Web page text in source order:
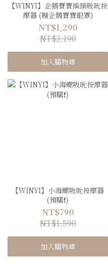
【WINYI】企鵝寶寶換頭吸吮按
摩器 (贈企鵝寶寶眼罩)
NT$1,290
NT$2,190
加入購物車
【WINYI】小海螺吸吮按摩器
(預購❗️)
NT$790
NT$1,590
加入購物車